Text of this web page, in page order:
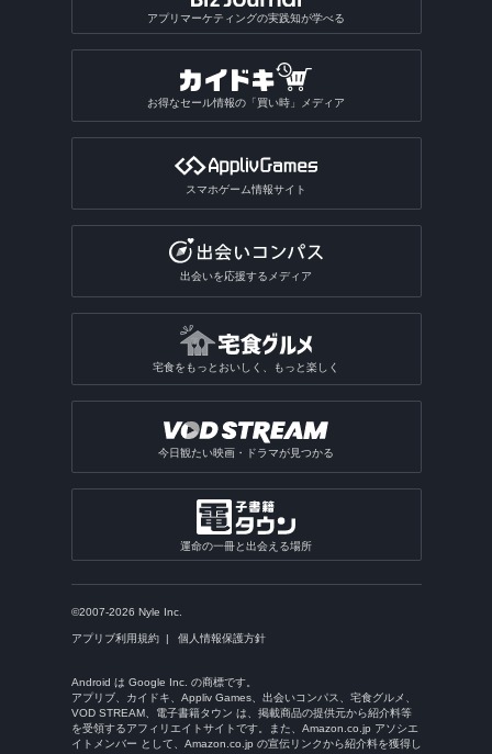
アプリマーケティングの実践知が学べる
お得なセール情報の「買い時」メディア
スマホゲーム情報サイト
出会いを応援するメディア
宅食をもっとおいしく、もっと楽しく
今日観たい映画・ドラマが見つかる
運命の一冊と出会える場所
©2007-2026 Nyle Inc.
アプリブ利用規約 個人情報保護方針
Android は Google Inc. の商標です。
アプリブ、カイドキ、Appliv Games、出会いコンパス、宅食グルメ、
VOD STREAM、電子書籍タウン は、掲載商品の提供元から紹介料等
を受領するアフィリエイトサイトです。また、Amazon.co.jp アソシエ
イトメンバー として、Amazon.co.jp の宣伝リンクから紹介料を獲得し